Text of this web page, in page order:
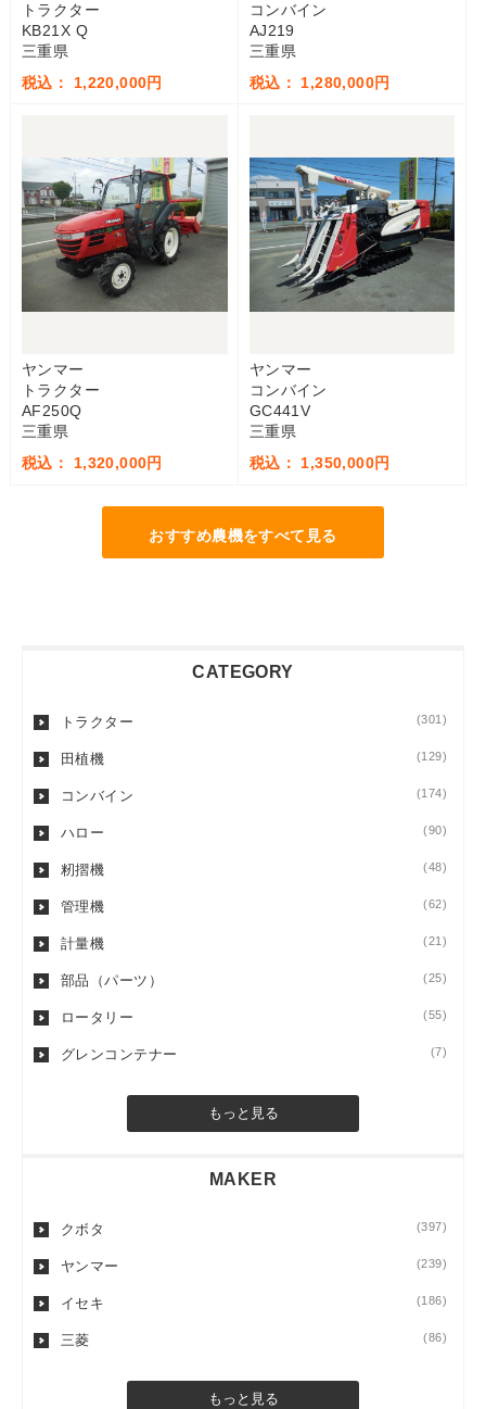
トラクター
KB21X Q
三重県
税込： 1,220,000円
コンバイン
AJ219
三重県
税込： 1,280,000円
ヤンマー
トラクター
AF250Q
三重県
税込： 1,320,000円
ヤンマー
コンバイン
GC441V
三重県
税込： 1,350,000円
おすすめ農機をすべて見る
CATEGORY
トラクター (301)
田植機 (129)
コンバイン (174)
ハロー (90)
籾摺機 (48)
管理機 (62)
計量機 (21)
部品（パーツ） (25)
ロータリー (55)
グレンコンテナー (7)
もっと見る
MAKER
クボタ (397)
ヤンマー (239)
イセキ (186)
三菱 (86)
もっと見る